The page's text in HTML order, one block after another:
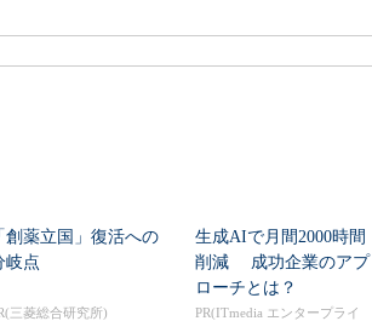
創薬立国」復活への
岐点
三菱総合研究所)
生成AIで月間2000時間
削減 成功企業のアプ
ローチとは？
PR(ITmedia エンタープライ